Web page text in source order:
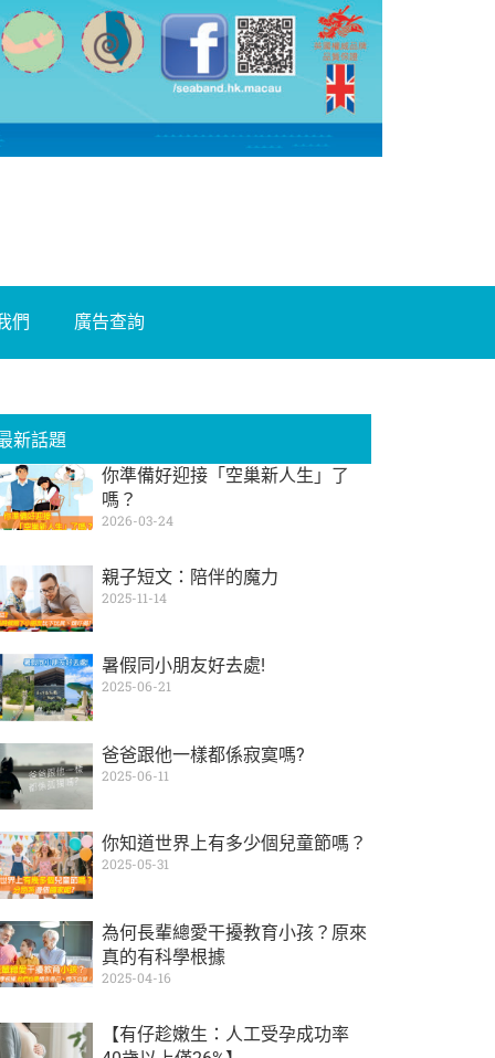
們 廣告查詢
新話題
你準備好迎接「空巢新人生」了
嗎？
2026-03-24
親子短文：陪伴的魔力
2025-11-14
暑假同小朋友好去處!
2025-06-21
爸爸跟他一樣都係寂寞嗎?
2025-06-11
你知道世界上有多少個兒童節嗎？
2025-05-31
為何長輩總愛干擾教育小孩？原來
真的有科學根據
2025-04-16
【有仔趁嫩生：人工受孕成功率